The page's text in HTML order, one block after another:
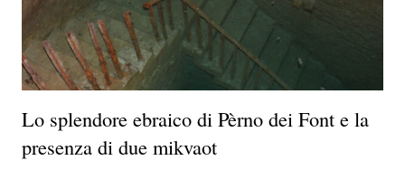
Lo splendore ebraico di Pèrno dei Font e la
presenza di due mikvaot